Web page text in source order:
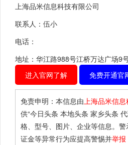
上海品米信息科技有限公司
联系人：伍小
电话：
地址：华江路988号江桥万达广场9
进入官网了解
免费开通官
免责申明：本信息由 上海品米信
供“今日头条 本地头条 家乡头条
格、型号、图片、企业等信息。
证金等异常行为应提高警惕并举报